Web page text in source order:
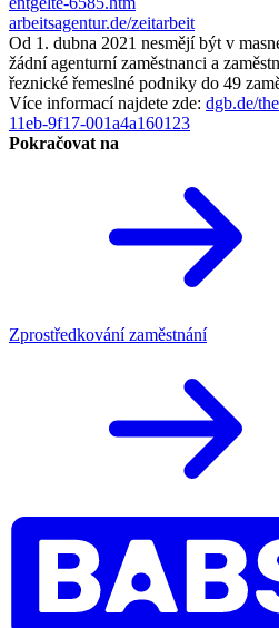
arbeitsagentur.de/zeitarbeit
Od 1. dubna 2021 nesmějí být v
žádní agenturní zaměstnanci a
řeznické řemeslné podniky do 49
Více informací najdete zde: dgb.de/
11eb-9f17-001a4a160123
Pokračovat na
Zprostředkování zaměstnání